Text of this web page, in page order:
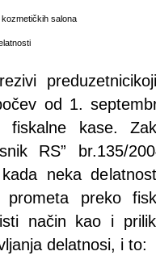
salona
od 1.
fiskalne kase.
RS” br.135/
neka
preko
način kao i
delatnosi, i to: